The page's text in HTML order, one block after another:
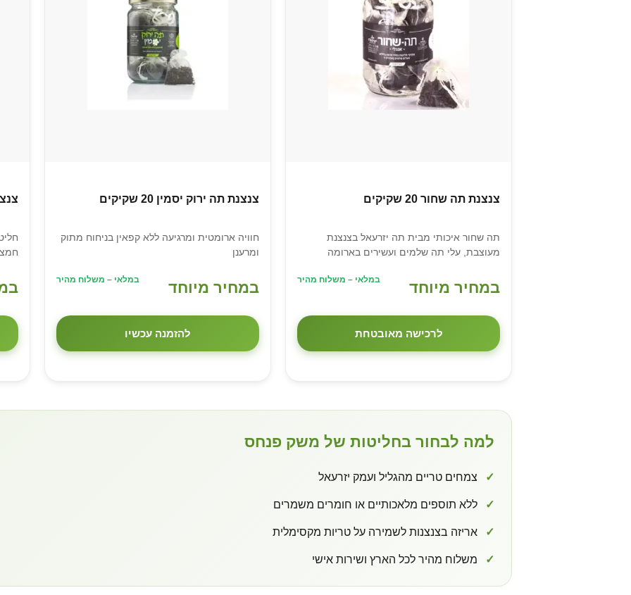
צנצנת תה שחור 20 שקיקים
תה שחור איכותי מבית תה יזרעאל בצנצנת
מעוצבת, עלי תה שלמים ועשירים בארומה
במחיר מיוחד במלאי – משלוח מהיר
לרכישה מאובטחת
צנצנת תה ירוק יסמין 20 שקיקים
חוויה ארומטית ומרגיעה ללא קפאין בניחוח מתוק
ומרענן
במחיר מיוחד במלאי – משלוח מהיר
להזמנה עכשיו
למה לבחור בחליטות של משק פנחס
✓ צמחים טריים מהגליל ועמק יזרעאל
✓ ללא תוספים מלאכותיים או חומרים משמרים
✓ אריזה בצנצנות לשמירה על טריות מקסימלית
✓ משלוח מהיר לכל הארץ ושירות אישי